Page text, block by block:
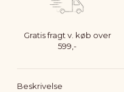
Gratis fragt v. køb over
599,-
Beskrivelse